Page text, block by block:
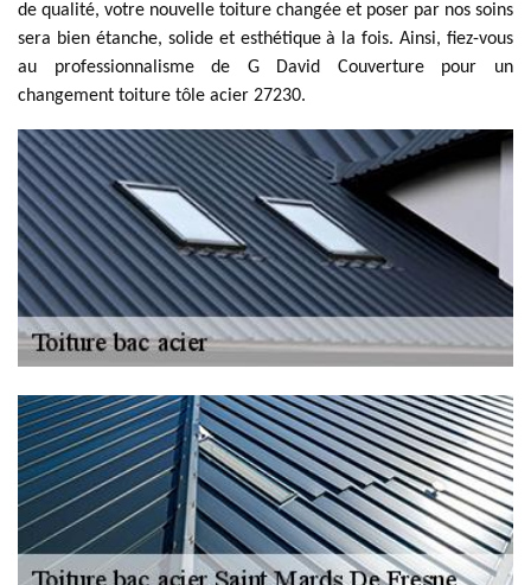
de qualité, votre nouvelle toiture changée et poser par nos soins
sera bien étanche, solide et esthétique à la fois. Ainsi, fiez-vous
au professionnalisme de G David Couverture pour un
changement toiture tôle acier 27230.